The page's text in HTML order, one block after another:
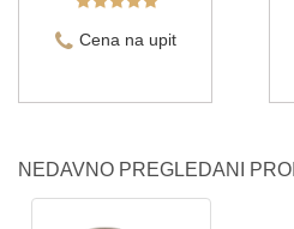
Cena na upit
NEDAVNO PREGLEDANI